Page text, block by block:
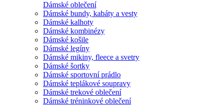
Dámské oblečení
Dámské bundy, kabáty a vesty
Dámské kalhoty
Dámské kombinézy
Dámské košile
Dámské legíny
Dámské mikiny, fleece a svetry
Dámské šortky
Dámské sportovní prádlo
Dámské teplákové soupravy
Dámské trekové oblečení
Dámské tréninkové oblečení